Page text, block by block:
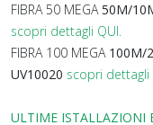
FIBRA 50 MEGA50M/
scopri dettagli QUI.
FIBRA 100 MEGA 100M/
UV10020 scopri dettagli
ULTIME ISTALLAZIONI